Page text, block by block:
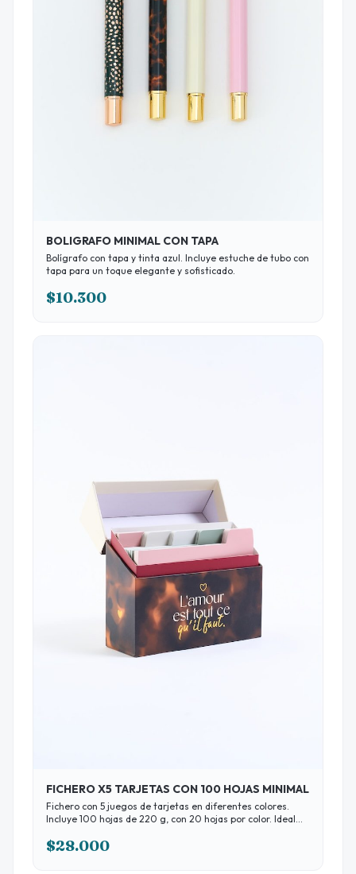
BOLIGRAFO MINIMAL CON TAPA
Bolígrafo con tapa y tinta azul. Incluye estuche de tubo con
tapa para un toque elegante y sofisticado.
$10.300
FICHERO X5 TARJETAS CON 100 HOJAS MINIMAL
Fichero con 5 juegos de tarjetas en diferentes colores.
Incluye 100 hojas de 220 g, con 20 hojas por color. Ideal
un tamaño ideal para clasificar y organizar con practicidad.
$28.000